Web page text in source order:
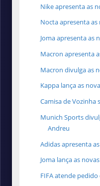
Nike apresenta as
Nocta apresenta as
Joma apresenta as
Macron apresenta
Macron divulga as
Kappa lança as
Camisa de Vozinha
Munich Sports
Andreu
Adidas apresenta
Joma lança as
FIFA atende